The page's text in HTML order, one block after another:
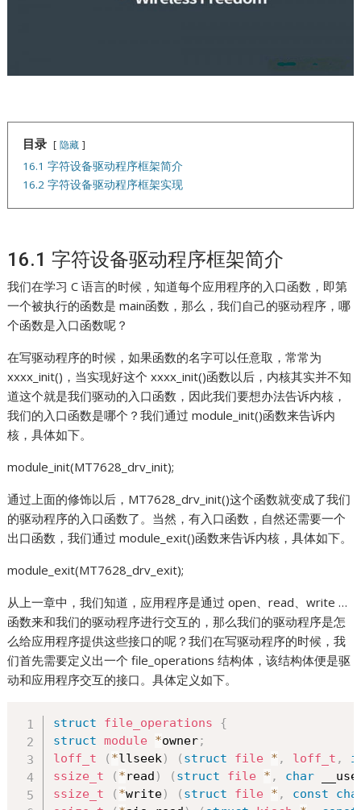
目录 隐藏
16.1 字符设备驱动程序框架简介
16.2 字符设备驱动程序框架实现
16.1 字符设备驱动程序框架简介
我们在学习 C 语言的时候，知道每个应用程序的入口函数，即第
一个被执行的函数是 main函数，那么，我们自己的驱动程序，哪
个函数是入口函数呢？
在写驱动程序的时候，如果函数的名字可以任意取，常常为
xxxx_init()，当实现好这个 xxxx_init()函数以后，内核其实并不知
道这个就是我们驱动的入口函数，因此我们要想办法告诉内核，
我们的入口函数是哪个？我们通过 module_init()函数来告诉内
核，具体如下。
module_init(MT7628_drv_init);
通过上面的修饰以后，MT7628_drv_init()这个函数就变成了我们
的驱动程序的入口函数了。当然，有入口函数，自然还需要一个
出口函数，我们通过 module_exit()函数来告诉内核，具体如下。
module_exit(MT7628_drv_exit);
从上一章中，我们知道，应用程序是通过 open、read、write …
函数来和我们的驱动程序进行交互的，那么我们的驱动程序是怎
么给应用程序提供这些接口的呢？我们在写驱动程序的时候，我
们首先需要定义出一个 file_operations 结构体，该结构体便是驱
动和应用程序交互的接口。具体定义如下。
struct file_operations
{
struct module *owner;
loff_t
( *llseek) ( struct file * , loff_t ,
ssize_t
( *read ) ( struct file * , char
ssize_t
( *write) ( struct file * , const